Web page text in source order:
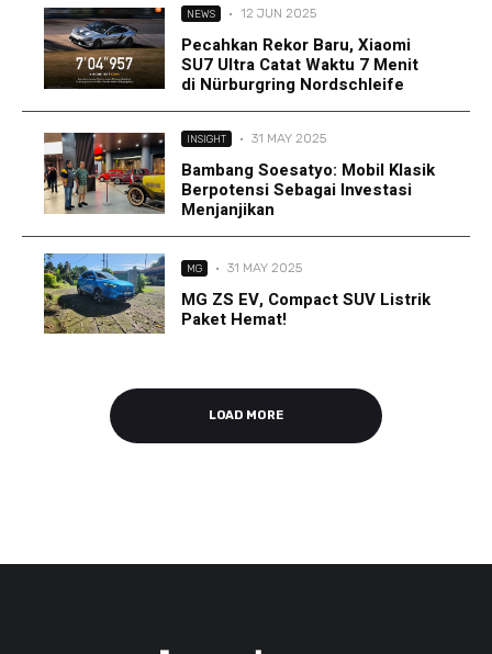
NEWS · 12 JUN 2025
Pecahkan Rekor Baru, Xiaomi
SU7 Ultra Catat Waktu 7 Menit
di Nürburgring Nordschleife
INSIGHT · 31 MAY 2025
Bambang Soesatyo: Mobil Klasik
Berpotensi Sebagai Investasi
Menjanjikan
MG · 31 MAY 2025
MG ZS EV, Compact SUV Listrik
Paket Hemat!
LOAD MORE